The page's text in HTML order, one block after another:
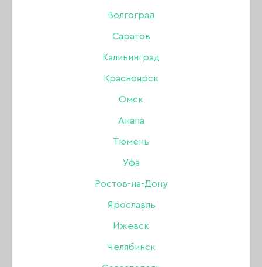
Волгоград
Саратов
Калининград
Красноярск
Омск
Анапа
Тюмень
Уфа
Ростов-на-Дону
Ярославль
Ижевск
Челябинск
Гель-лак Amokey
Winter cat 11, 8 мл